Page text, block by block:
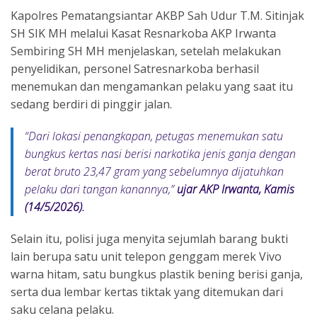
Kapolres Pematangsiantar AKBP Sah Udur T.M. Sitinjak
SH SIK MH melalui Kasat Resnarkoba AKP Irwanta
Sembiring SH MH menjelaskan, setelah melakukan
penyelidikan, personel Satresnarkoba berhasil
menemukan dan mengamankan pelaku yang saat itu
sedang berdiri di pinggir jalan.
“Dari lokasi penangkapan, petugas menemukan satu
bungkus kertas nasi berisi narkotika jenis ganja dengan
berat bruto 23,47 gram yang sebelumnya dijatuhkan
pelaku dari tangan kanannya,”ujar AKP Irwanta, Kamis
(14/5/2026).
Selain itu, polisi juga menyita sejumlah barang bukti
lain berupa satu unit telepon genggam merek Vivo
warna hitam, satu bungkus plastik bening berisi ganja,
serta dua lembar kertas tiktak yang ditemukan dari
saku celana pelaku.